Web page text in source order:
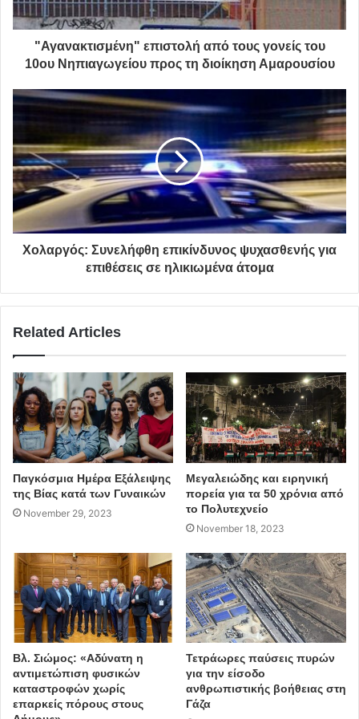
Εκτός από το εκτενές δοκιμιακό του έργο, εξίσου
αξιόλογες είναι οι μεταφράσεις φιλοσοφικών βιβλίων
τωνΓιάσπερς,Χάιντεγκερ,Μπερντιάεφκαι άλλων
κορυφαίων σύγχρονων διανοητών, με σκοπό να
διευρύνει τον φιλοσοφικό στοχασμό στην Ελλάδα.”
Ο Χρήστος Μαλεβίτσης γεννήθηκε στην Καλοσκοπή
Παρνασσίδος (1927) και βίωσε από τη νεανική του ηλικία
τα τραύματα του δεύτερου παγκοσμίου πολέμου.
Σπούδασε οικονομικές και εμπορικές επιστήμες στην
δημόσιο τομέα. Από το 1963 μέχρι το τέλος της ζωής του
έζησε με την οικογένειά του στη Φιλοθέη Αττικής,
διάστημα κατά το οποίο είδαν το φως της δημοσιότητας
περισσότερα από είκοσι βιβλία δοκιμίων και δέκα βιβλία
μεταφράσεων κλασικών έργων της σύγχρονης σκέψης.
Βραβεύθηκε από την Εθνική Τράπεζα για το βιβλίο
«Εσωτερική Διάσταση», τιμήθηκε με το Βραβείο Δοκιμίου
"Αγανακτισμένη" επιστολή από τους γονείς του
10ου Νηπιαγωγείου προς τη διοίκηση Αμαρουσίου
Χολαργός: Συνελήφθη επικίνδυνος ψυχασθενής για
επιθέσεις σε ηλικιωμένα άτομα
Related Articles
Παγκόσμια Ημέρα Εξάλειψης
της Βίας κατά των Γυναικών
November 29, 2023
Μεγαλειώδης και ειρηνική
πορεία για τα 50 χρόνια από
το Πολυτεχνείο
November 18, 2023
Βλ. Σιώμος: «Αδύνατη η
αντιμετώπιση φυσικών
καταστροφών χωρίς
επαρκείς πόρους στους
Τετράωρες παύσεις πυρών
για την είσοδο
ανθρωπιστικής βοήθειας στη
Γάζα